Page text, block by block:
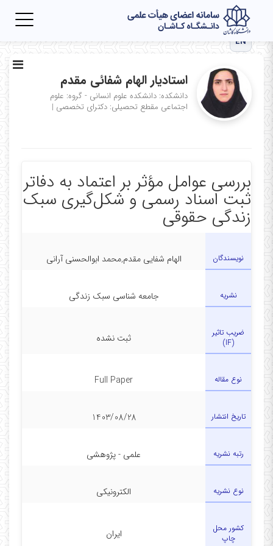
EN
استادیار الهام شفائی مقدم
دانشکده: دانشکده علوم انسانی - گروه: علوم
اجتماعی مقطع تحصیلی: دکترای تخصصی |
بررسی عوامل مؤثر بر اعتماد به دفاتر
ثبت اسناد رسمی و شکل‌گیری سبک
زندگی حقوقی
نویسندگان الهام شفایی مقدم,محمد ابوالحسنی آرانی
نشریه جامعه شناسی سبک زندگی
ضریب تاثیر
(IF)
ثبت نشده
نوع مقاله Full Paper
تاریخ انتشار 1403/08/28
رتبه نشریه علمی - پژوهشی
نوع نشریه الکترونیکی
کشور محل
چاپ
ایران